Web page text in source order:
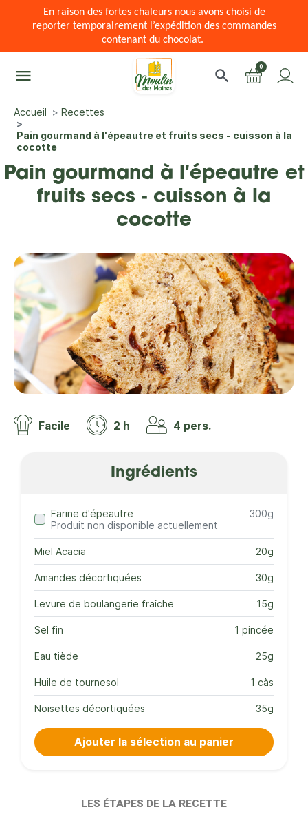
En raison des fortes chaleurs nous avons choisi de
reporter temporairement l’expédition des commandes
contenant du chocolat.
menu search 0
Accueil
Recettes
Pain gourmand à l'épeautre et fruits secs - cuisson à la
cocotte
Pain gourmand à l'épeautre et
fruits secs - cuisson à la
cocotte
Facile 2 h 4 pers.
Ingrédients
Farine d'épeautre
300g
Produit non disponible actuellement
Miel Acacia 20g
Amandes décortiquées 30g
Levure de boulangerie fraîche 15g
Sel fin 1 pincée
Eau tiède 25g
Huile de tournesol 1 càs
Noisettes décortiquées 35g
Ajouter la sélection au panier
LES ÉTAPES DE LA RECETTE